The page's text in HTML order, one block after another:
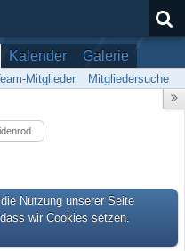
Kalender Galerie
Mitglieder Mitgliedersuche
Nutzung unserer Seite
wir Cookies setzen.